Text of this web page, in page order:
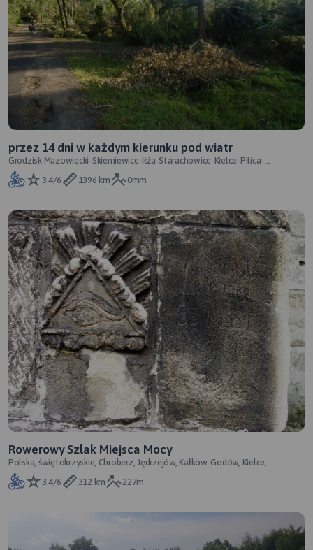
przez 14 dni w każdym kierunku pod wiatr
Grodzisk Mazowiecki-Skierniewice-Iłża-Starachowice-Kielce-Pilica-
Częstochowa-Opole-Kłodzko-Nachod-Li
3.4/6
1396 km 0mm
Rowerowy Szlak Miejsca Mocy
Polska, świętokrzyskie, Chroberz, Jędrzejów, Kałków-Godów, Kielce,
Kurzelów, Małogoszcz, Młodzawy Ma
3.4/6
312 km 227m